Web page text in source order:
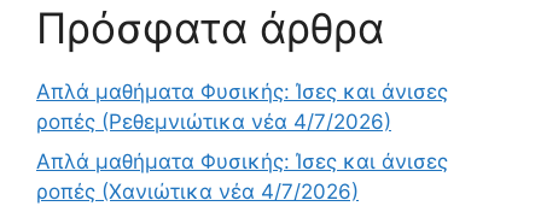
Πρόσφατα άρθρα
Απλά μαθήματα Φυσικής: Ίσες και άνισες
ροπές (Ρεθεμνιώτικα νέα 4/7/2026)
Απλά μαθήματα Φυσικής: Ίσες και άνισες
ροπές (Χανιώτικα νέα 4/7/2026)